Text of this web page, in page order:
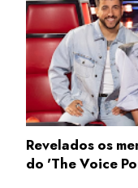
Revelados os
do 'The Voice